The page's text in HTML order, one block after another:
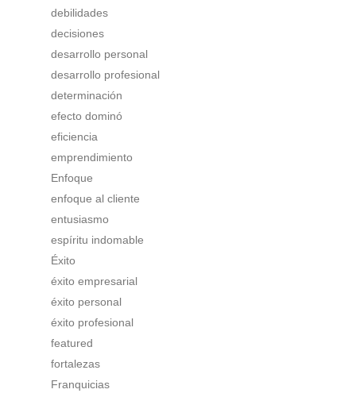
debilidades
decisiones
desarrollo personal
desarrollo profesional
determinación
efecto dominó
eficiencia
emprendimiento
Enfoque
enfoque al cliente
entusiasmo
espíritu indomable
Éxito
éxito empresarial
éxito personal
éxito profesional
featured
fortalezas
Franquicias